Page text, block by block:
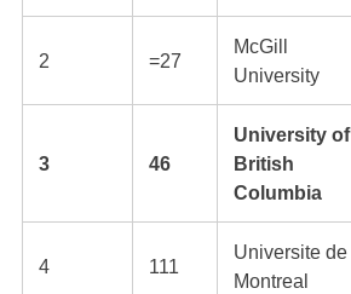
2 =27
McGill
University
3 46
University of
British
Columbia
4 111
Universite de
Montreal